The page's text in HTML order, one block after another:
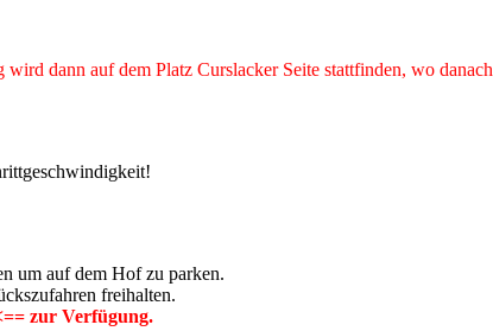
dann auf dem Platz Curslacker Seite stattfinden, wo danach
um auf dem Hof zu parken.
freihalten.
zur Verfügung.